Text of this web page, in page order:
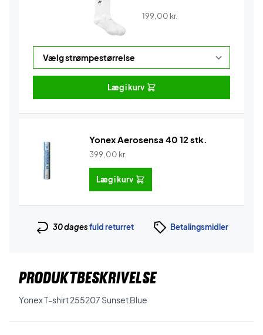
199,00 kr.
Læg i kurv
Yonex Aerosensa 40 12 stk.
399,00 kr.
Læg i kurv
30 dagesfuld returret Betalingsmidler
PRODUKTBESKRIVELSE
Yonex T-shirt 255207 Sunset Blue